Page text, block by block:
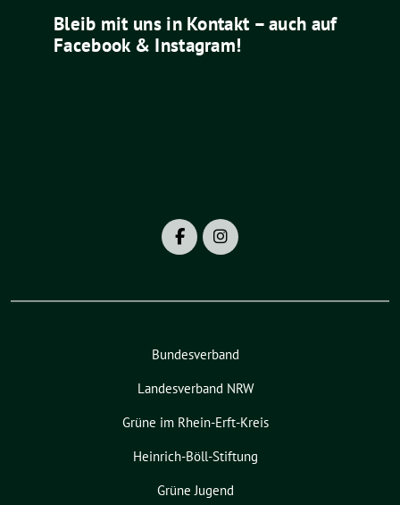
Bleib mit uns in Kontakt – auch auf
Facebook & Instagram!
Bundesverband
Landesverband NRW
Grüne im Rhein-Erft-Kreis
Heinrich-Böll-Stiftung
Grüne Jugend